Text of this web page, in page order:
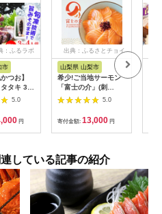
：ふるラボ
市
つお】
タキ 3〜
） / 高
かつお
たき タタ
身 【株
ンダイニ
5.0
円
出典：ふるさとチョイ
山梨県 山梨市
希少!ご当地サーモン
「富士の介」(刺
身)240g(80g×3)少量
パックを冷凍便でお届
け【1460519】
5.0
寄付金額: 13,000 円
している記事の紹介